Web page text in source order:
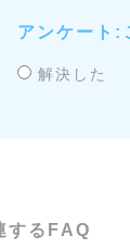
アンケート:
解決した
するFAQ